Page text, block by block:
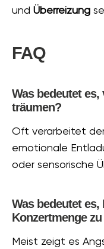
und Überreizung
FAQ
Was bedeutet
träumen?
Oft verarbeitet
emotionale
oder sensorische
Was bedeutet
Konzertmenge
Meist zeigt es